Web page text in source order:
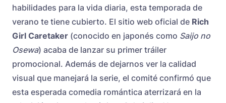
habilidades para la vida diaria, esta temporada de
verano te tiene cubierto. El sitio web oficial de Rich
Girl Caretaker (conocido en japonés como Saijo no
Osewa) acaba de lanzar su primer tráiler
promocional. Además de dejarnos ver la calidad
visual que manejará la serie, el comité confirmó que
esta esperada comedia romántica aterrizará en la